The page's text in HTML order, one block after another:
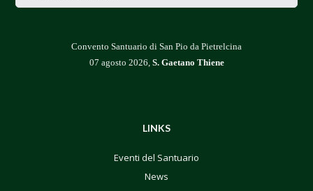
Convento Santuario di San Pio da Pietrelcina
07 agosto 2026, S. Gaetano Thiene
LINKS
Eventi del Santuario
News